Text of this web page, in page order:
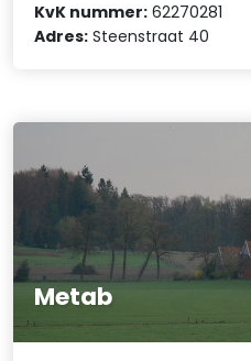
KvK nummer: 62270281
Adres: Steenstraat 40
Metab